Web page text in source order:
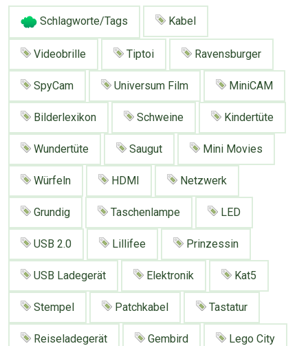
Schlagworte/Tags Kabel
Videobrille Tiptoi Ravensburger
SpyCam Universum Film MiniCAM
Bilderlexikon Schweine Kindertüte
Wundertüte Saugut Mini Movies
Würfeln HDMI Netzwerk
Grundig Taschenlampe LED
USB 2.0 Lillifee Prinzessin
USB Ladegerät Elektronik Kat5
Stempel Patchkabel Tastatur
Reiseladegerät Gembird Lego City